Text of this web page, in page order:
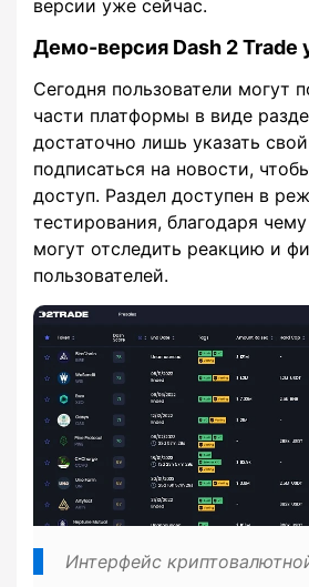
версии уже сейчас.
Демо-версия Dash 2 Trade
Сегодня пользователи могут
части платформы в виде
достаточно лишь указать
подписаться на новости,
доступ. Раздел доступен в
тестирования, благодаря
могут отследить реакцию и
пользователей.
Интерфейс